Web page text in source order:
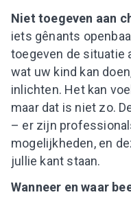
Niet toegeven aan
iets gênants
toegeven de situatie
wat uw kind kan
inlichten. Het kan
maar dat is niet zo.
– er zijn
mogelijkheden, en
jullie kant staan.
Wanneer en waar